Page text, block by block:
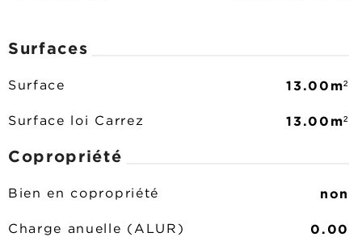
Surfaces
Surface 13.00m²
Surface loi Carrez 13.00m²
Copropriété
Bien en copropriété non
Charge anuelle (ALUR) 0.00